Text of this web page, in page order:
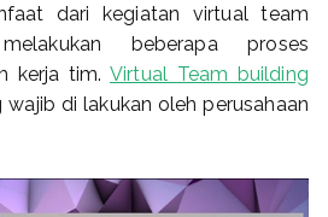
dari kegiatan virtual team
beberapa proses
kerja tim.Virtual Team building
di lakukan oleh perusahaan